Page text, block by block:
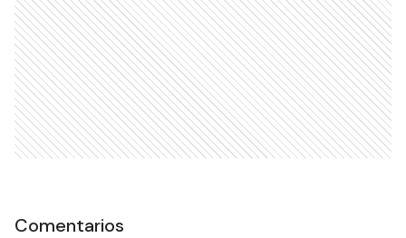
Comentarios